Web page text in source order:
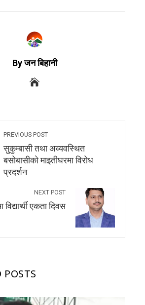
By जन बिहानी
PREVIOUS POST
सुकुम्बासी तथा अव्यवस्थित
बसोबासीको माइतीघरमा विरोध
प्रदर्शन
NEXT POST
विद्यार्थी एकता दिवस
POSTS